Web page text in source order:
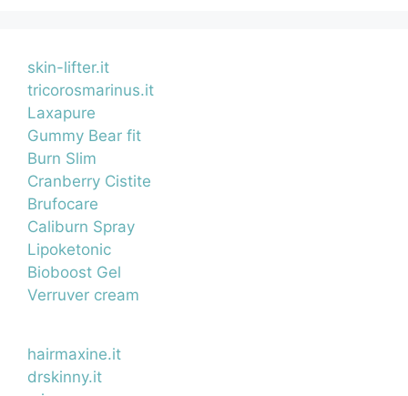
skin-lifter.it
tricorosmarinus.it
Laxapure
Gummy Bear fit
Burn Slim
Cranberry Cistite
Brufocare
Caliburn Spray
Lipoketonic
Bioboost Gel
Verruver cream
hairmaxine.it
drskinny.it